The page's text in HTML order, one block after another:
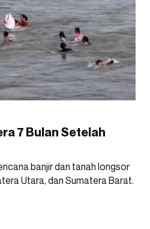
7 Bulan Setelah
banjir dan tanah longsor
Utara, dan Sumatera Barat.